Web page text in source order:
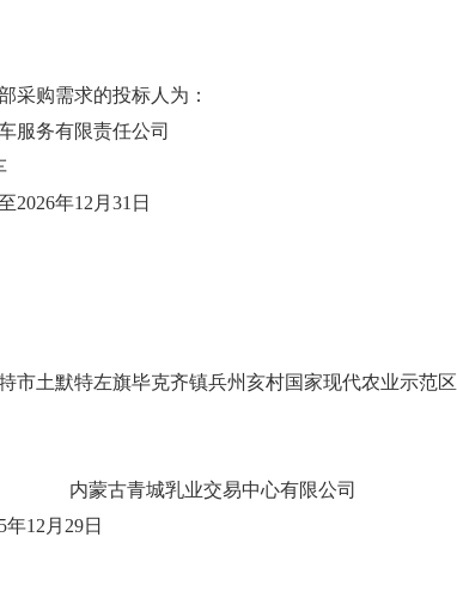
采购需求的投标人为：
服务有限责任公司
2026年12月31日
市土默特左旗毕克齐镇兵州亥村国家现代农业示范区
青城乳业交易中心有限公司
29日